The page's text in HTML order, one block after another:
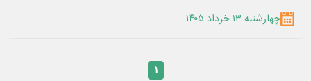
چهارشنبه ۱۳ خرداد ۱۴۰۵
۱